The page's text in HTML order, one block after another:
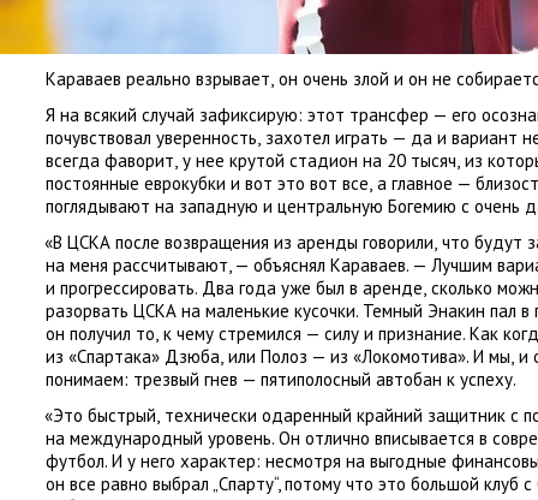
Караваев реально взрывает, он очень злой и он не
Я на всякий случай зафиксирую: этот трансфер — его
почувствовал уверенность, захотел играть — да и вариант
всегда фаворит, у нее крутой стадион на 20 тысяч, из
постоянные еврокубки и вот это вот все, а главное —
поглядывают на западную и центральную Богемию с очень
«В ЦСКА после возвращения из аренды говорили, что будут
на меня рассчитывают, — объяснял Караваев. — Лучшим
и прогрессировать. Два года уже был в аренде, сколько
разорвать ЦСКА на маленькие кусочки. Темный Энакин пал
он получил то, к чему стремился — силу и признание. Как
из «Спартака» Дзюба, или Полоз — из «Локомотива». И мы, и
понимаем: трезвый гнев — пятиполосный автобан к успеху.
«Это быстрый, технически одаренный крайний защитник с
на международный уровень. Он отлично вписывается в
футбол. И у него характер: несмотря на выгодные
он все равно выбрал „Спарту“, потому что это большой клуб